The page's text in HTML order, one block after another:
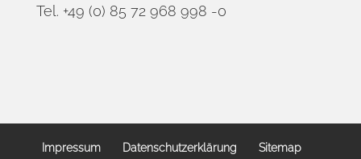
Tel. +49 (0) 85 72 968 998 -0
Impressum Datenschutzerklärung Sitemap